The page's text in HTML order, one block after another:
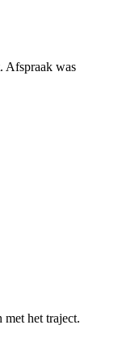
Afspraak was
met het traject.